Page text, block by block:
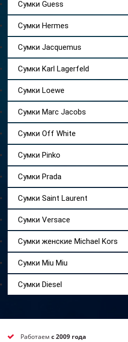
Сумки Guess
Сумки Hermes
Сумки Jacquemus
Сумки Karl Lagerfeld
Сумки Loewe
Сумки Marc Jacobs
Сумки Off White
Сумки Pinko
Сумки Prada
Сумки Saint Laurent
Сумки Versace
Сумки женские Michael Kors
Сумки Miu Miu
Сумки Diesel
Работаем с 2009 года